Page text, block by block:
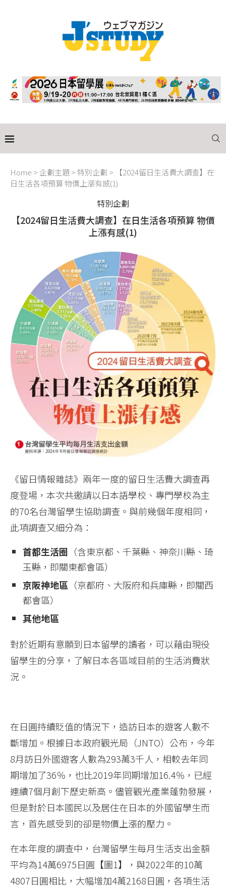
Home > 企劃主題>特別企劃 >
【2024留日生活費大調查】在
日生活各項預算 物價上漲有感(1)
特別企劃
【2024留日生活費大調查】在日生活各項預算 物價
上漲有感(1)
《留日情報雜誌》兩年一度的留日生活費大調查再
度登場，本次共邀請以日本語學校、專門學校為主
的70名台灣留學生協助調查。與前幾個年度相同，
此項調查又細分為：
首都生活圈 （含東京都、千葉縣、神奈川縣、琦
玉縣，即關東都會區）
京阪神地區 （京都府、大阪府和兵庫縣，即關西
都會區）
其他地區
對於近期有意願到日本留學的讀者，可以藉由現役
留學生的分享，了解日本各區域目前的生活消費狀
況。
在日圓持續貶值的情況下，造訪日本的遊客人數不
斷增加。根據日本政府觀光局（JNTO）公布，今年
8月訪日外國遊客人數為293萬3千人，相較去年同
期增加了36％，也比2019年同期增加16.4％，已經
連續7個月創下歷史新高。儘管觀光產業蓬勃發展，
但是對於日本國民以及居住在日本的外國留學生而
言，首先感受到的卻是物價上漲的壓力。
在本年度的調查中，台灣留學生每月生活支出金額
平均為14萬6975日圓【圖1】，與2022年的10萬
4807日圓相比，大幅增加4萬2168日圓，各項生活